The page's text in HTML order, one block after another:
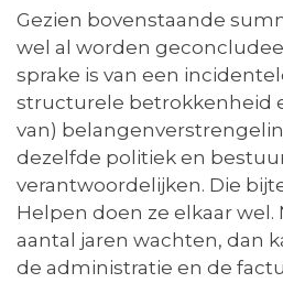
Gezien bovenstaande
wel al worden
sprake is van een
structurele betrokkenheid
van)
dezelfde politiek en
verantwoordelijken. Die
Helpen doen ze elkaar
aantal jaren wachten, dan
de administratie en de